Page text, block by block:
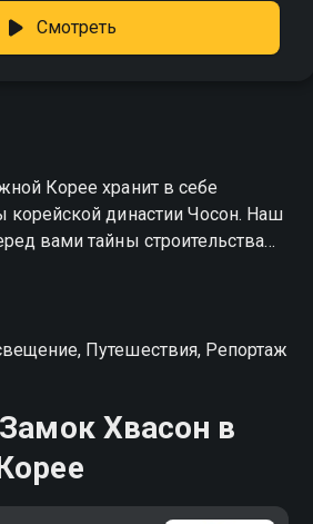
Смотреть
Корее хранит в себе
корейской династии Чосон. Наш
вами тайны строительства
функции и культурное
Путешествия, Репортаж
Хвасон в